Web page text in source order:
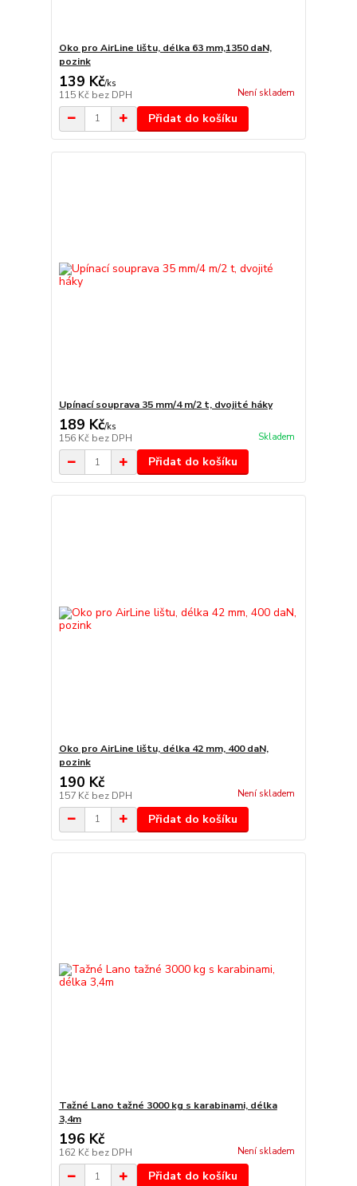
Oko pro AirLine lištu, délka 63 mm,1350 daN,
pozink
139 Kč/ks
115 Kč bez DPH Není skladem
Přidat do košíku
Upínací souprava 35 mm/4 m/2 t, dvojité háky
189 Kč/ks
156 Kč bez DPH Skladem
Přidat do košíku
Oko pro AirLine lištu, délka 42 mm, 400 daN,
pozink
190 Kč
157 Kč bez DPH Není skladem
Přidat do košíku
Tažné Lano tažné 3000 kg s karabinami, délka
3,4m
196 Kč
162 Kč bez DPH Není skladem
Přidat do košíku